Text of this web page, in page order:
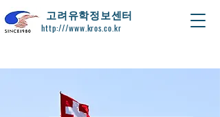
​고려유학정보센터
http:///www.kros.co.kr